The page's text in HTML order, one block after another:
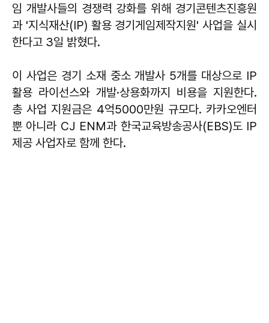
임 개발사들의 경쟁력 강화를 위해 경기콘텐츠진흥원
과 '지식재산(IP) 활용 경기게임제작지원' 사업을 실시
한다고 3일 밝혔다.
이 사업은 경기 소재 중소 개발사 5개를 대상으로 IP
활용 라이선스와 개발·상용화까지 비용을 지원한다.
총 사업 지원금은 4억5000만원 규모다. 카카오엔터
뿐 아니라 CJ ENM과 한국교육방송공사(EBS)도 IP
제공 사업자로 함께 한다.